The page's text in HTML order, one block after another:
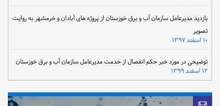
بازدید مدیرعامل سازمان آب و برق خوزستان از پروژه های آبادان و خرمشهر به روایت
تصویر
توضیحی در مورد خبر حکم انفصال از خدمت مدیرعامل سازمان آب و برق خوزستان
۱۲ اسفند ۱۳۹۹